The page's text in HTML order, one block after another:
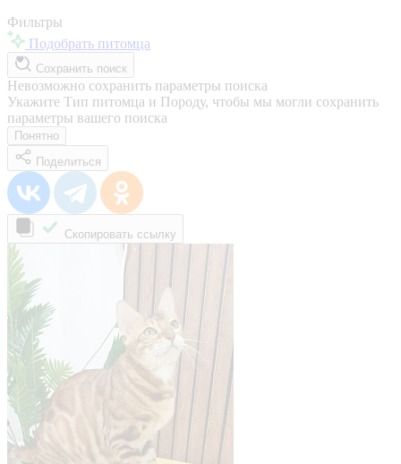
Фильтры
Подобрать питомца
Сохранить поиск
Невозможно сохранить параметры поиска
Укажите Тип питомца и Породу, чтобы мы могли сохранить
параметры вашего поиска
Понятно
Поделиться
Скопировать ссылку